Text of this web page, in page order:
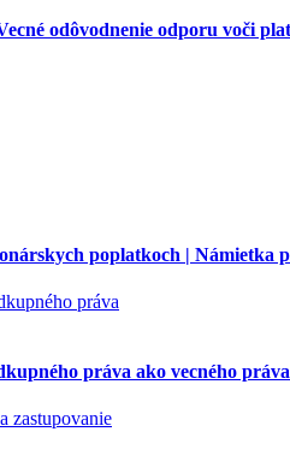
odôvodnenie odporu voči
poplatkoch | Námietka
práva ako vecného